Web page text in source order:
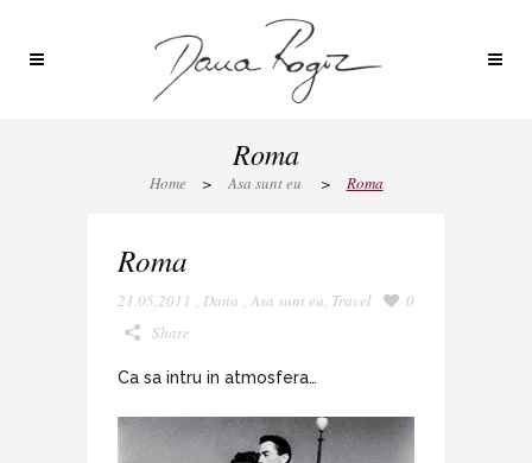
Roma
Home > Asa sunt eu > Roma
Roma
21.05.2011 , Dana , Asa sunt eu, Travel
0
Share
Ca sa intru in atmosfera…